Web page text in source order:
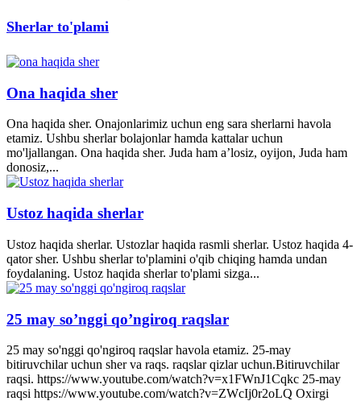
Sherlar to'plami
Ona haqida sher
Ona haqida sher. Onajonlarimiz uchun eng sara sherlarni havola
etamiz. Ushbu sherlar bolajonlar hamda kattalar uchun
mo'ljallangan. Ona haqida sher. Juda ham a’losiz, oyijon, Juda ham
donosiz,...
Ustoz haqida sherlar
Ustoz haqida sherlar. Ustozlar haqida rasmli sherlar. Ustoz haqida 4-
qator sher. Ushbu sherlar to'plamini o'qib chiqing hamda undan
foydalaning. Ustoz haqida sherlar to'plami sizga...
25 may so’nggi qo’ngiroq raqslar
25 may so'nggi qo'ngiroq raqslar havola etamiz. 25-may
bitiruvchilar uchun sher va raqs. raqslar qizlar uchun.Bitiruvchilar
raqsi. https://www.youtube.com/watch?v=x1FWnJ1Cqkc 25-may
raqsi https://www.youtube.com/watch?v=ZWcIj0r2oLQ Oxirgi